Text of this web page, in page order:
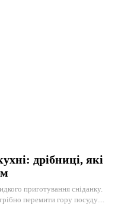
дрібниці, які
приготування сніданку.
перемити гору посуду....